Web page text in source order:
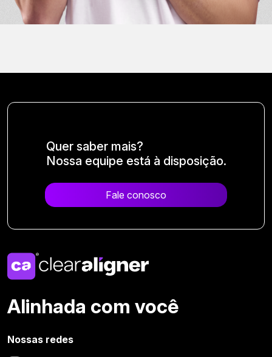
Quer saber mais?
Nossa equipe está à disposição.
Fale conosco
Alinhada com você
Nossas redes